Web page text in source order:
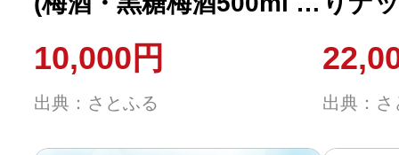
よくあるご質問
問い合わせ
1本)【岡部酒造 常陸太田
飲みくらべ】
10,000円
出典：さとふる
ク×16
出典：さ